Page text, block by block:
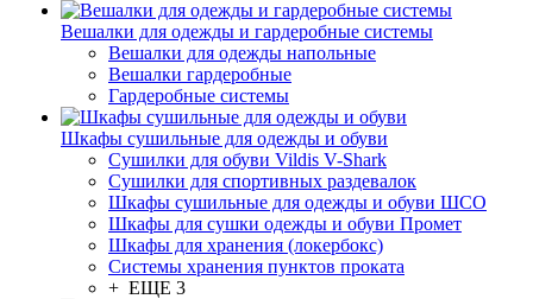
Вешалки для одежды и гардеробные системы
Вешалки для одежды напольные
Вешалки гардеробные
Гардеробные системы
Шкафы сушильные для одежды и обуви
Сушилки для обуви Vildis V-Shark
Сушилки для спортивных раздевалок
Шкафы сушильные для одежды и обуви ШСО
Шкафы для сушки одежды и обуви Промет
Шкафы для хранения (локербокс)
Системы хранения пунктов проката
+ ЕЩЕ 3